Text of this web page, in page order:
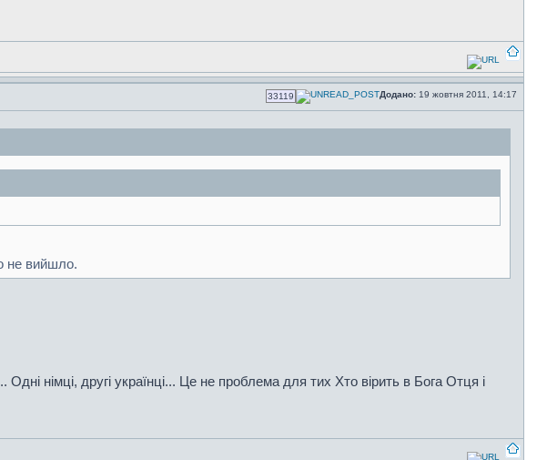
33119 Додано: 19 жовтня 2011, 14:17
не вийшло.
Одні німці, другі українці... Це не проблема для тих Хто вірить в Бога Отця і